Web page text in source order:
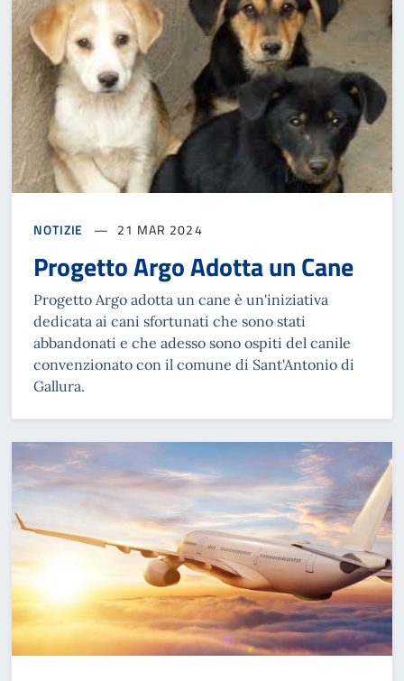
NOTIZIE 21 MAR 2024
Progetto Argo Adotta un Cane
Progetto Argo adotta un cane è un'iniziativa
dedicata ai cani sfortunati che sono stati
abbandonati e che adesso sono ospiti del canile
convenzionato con il comune di Sant'Antonio di
Gallura.